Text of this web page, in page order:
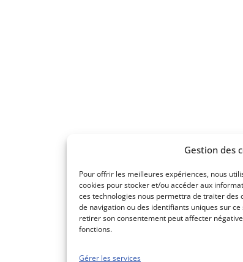
Gestion des
Pour offrir les meilleures expériences, nous
cookies pour stocker et/ou accéder aux
ces technologies nous permettra de traiter des
de navigation ou des identifiants uniques sur
retirer son consentement peut affecter
fonctions.
Gérer les services